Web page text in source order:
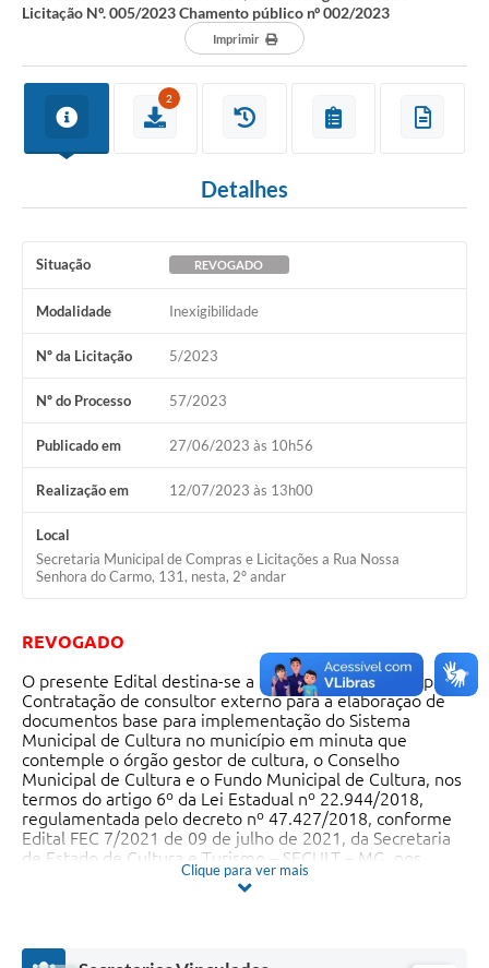
Licitação Nº. 005/2023 Chamento público nº 002/2023
Imprimir
2
Detalhes
Situação REVOGADO
Modalidade Inexigibilidade
Nº da Licitação 5/2023
Nº do Processo 57/2023
Publicado em 27/06/2023 às 10h56
Realização em 12/07/2023 às 13h00
Local
Secretaria Municipal de Compras e Licitações a Rua Nossa
Senhora do Carmo, 131, nesta, 2º andar
REVOGADO
O presente Edital destina-se a receber as inscrições para
Contratação de consultor externo para a elaboração de
documentos base para implementação do Sistema
Municipal de Cultura no município em minuta que
contemple o órgão gestor de cultura, o Conselho
Municipal de Cultura e o Fundo Municipal de Cultura, nos
termos do artigo 6º da Lei Estadual nº 22.944/2018,
regulamentada pelo decreto nº 47.427/2018, conforme
Edital FEC 7/2021 de 09 de julho de 2021, da Secretaria
de Estado de Cultura e Turismo – SECULT – MG, nos
Termos do projeto basico em anexo.
Clique para ver mais